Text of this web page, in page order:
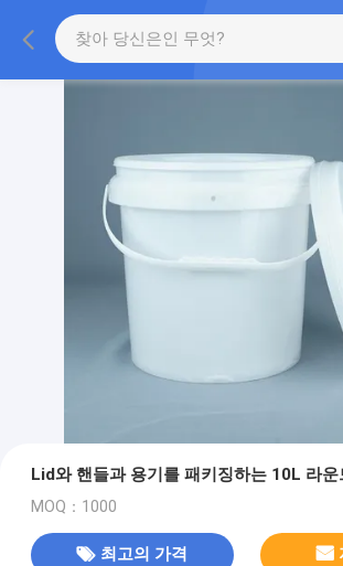
Lid와 핸들과 용기를 패키징하는 10L 라운
MOQ：1000
최고의 가격